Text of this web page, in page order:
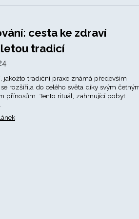
cesta ke zdraví
tradicí
jakožto tradiční praxe známá především
se rozšířila do celého světa díky svým
přínosům. Tento rituál, zahrnující pobyt